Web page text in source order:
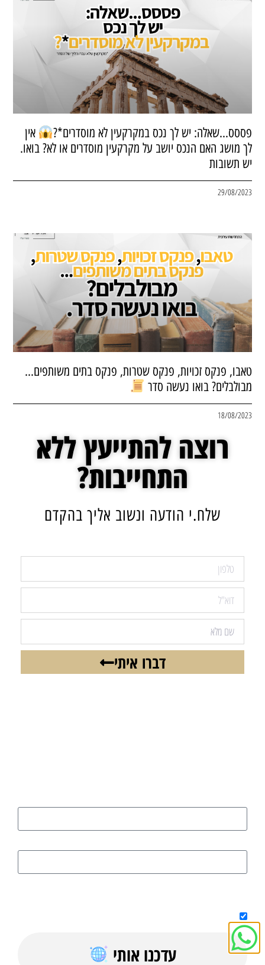
פססס…שאלה: יש לך נכס במקרקעין לא מוסדרים*?
אין
לך מושג האם הנכס יושב על מקרקעין מוסדרים או לא? בואו.
יש תשובות
29/08/2023
טאבו, פנקס זכויות, פנקס שטרות, פנקס בתים משותפים…
מבולבלים? בואו נעשה סדר
18/08/2023
רוצה להתייעץ ללא
התחייבות?
שלח.י הודעה ונשוב אליך בהקדם
דברו איתי
עדכנו אותי